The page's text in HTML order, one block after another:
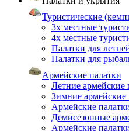
Туристические
3х местные
4х местные
Палатки для
Палатки для
Армейские палатки
Летние армейские
Зимние армейские
Армейские
Демисезонные
Армейские